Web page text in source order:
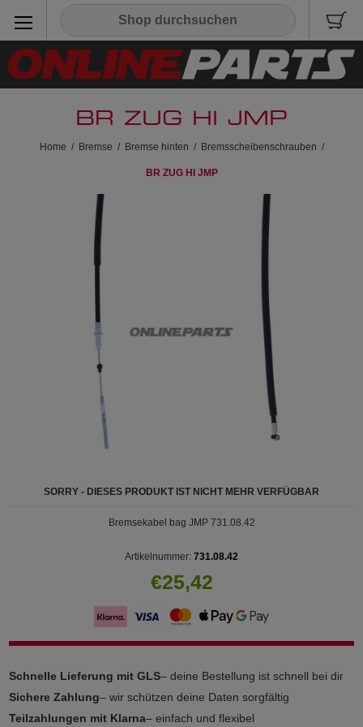
BR ZUG HI JMP
Home / Bremse / Bremse hinten / Bremsscheibenschrauben /
BR ZUG HI JMP
SORRY - DIESES PRODUKT IST NICHT MEHR VERFÜGBAR
Bremsekabel bag JMP 731.08.42
Artikelnummer: 731.08.42
€25,42
Schnelle Lieferung mit GLS– deine Bestellung ist schnell bei dir
Sichere Zahlung– wir schützen deine Daten sorgfältig
Teilzahlungen mit Klarna– einfach und flexibel